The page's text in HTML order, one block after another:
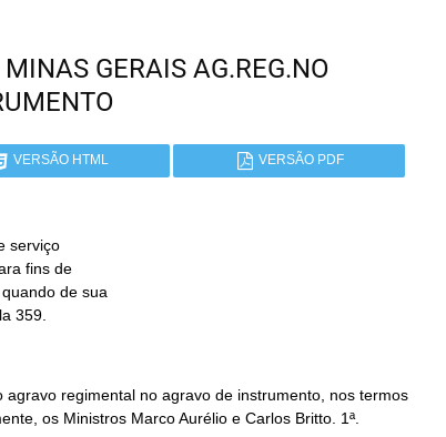
GERAIS AG.REG.NO
VERSÃO HTML VERSÃO PDF
serviço
359.
regimental no agravo de instrumento, nos termos
os Ministros Marco Aurélio e Carlos Britto. 1ª.